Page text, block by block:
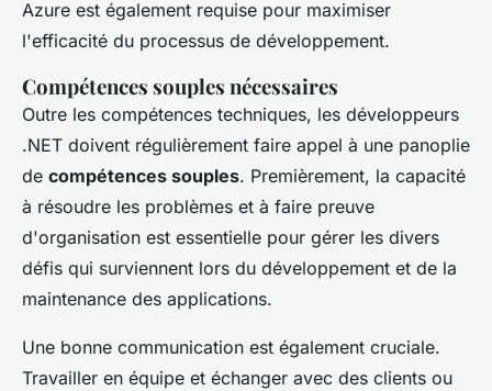
Azure est également requise pour maximiser
l'efficacité du processus de développement.
Compétences souples nécessaires
Outre les compétences techniques, les développeurs
.NET doivent régulièrement faire appel à une panoplie
de compétences souples. Premièrement, la capacité
à résoudre les problèmes et à faire preuve
d'organisation est essentielle pour gérer les divers
défis qui surviennent lors du développement et de la
maintenance des applications.
Une bonne communication est également cruciale.
Travailler en équipe et échanger avec des clients ou